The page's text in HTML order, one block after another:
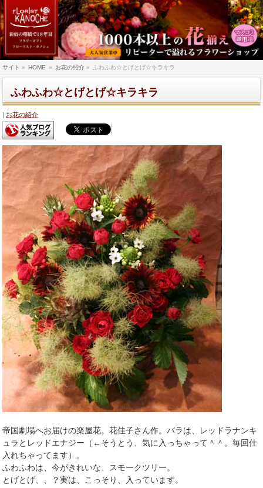
サイト » HOME » お花の紹介 » ふわふわ☆とげとげ☆キラキラ
ふわふわ☆とげとげ☆キラキラ
お花の紹介
帝国劇場へお届けの楽屋花。花佳子さん作。バラは、レッドラナンキ
ュラとレッドエナジー（←そうとう、気に入っちゃって＾＾。毎回仕
入れちゃってます）。
ふわふわは、今がきれいな、スモークツリー。
とげとげ、、？実は、こっそり、入っています。